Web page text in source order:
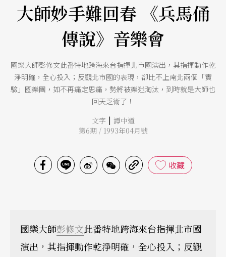
大師妙手難回春 《兵馬俑
傳說》音樂會
國樂大師彭修文此番特地跨海來台指揮北市國演出，其指揮動作乾
淨明確，全心投入；反觀北市國的表現，卻比不上南北兩個「實
驗」國樂團，如不再痛定思痛，勢將被樂迷淘汰，到時就是大師也
回天乏術了！
文字 | 譚中道
第6期 / 1993年04月號
收藏
國樂大師彭修文此番特地跨海來台指揮北市國
演出，其指揮動作乾淨明確，全心投入；反觀